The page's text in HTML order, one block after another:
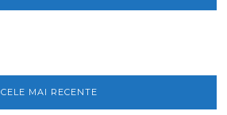
CELE MAI RECENTE